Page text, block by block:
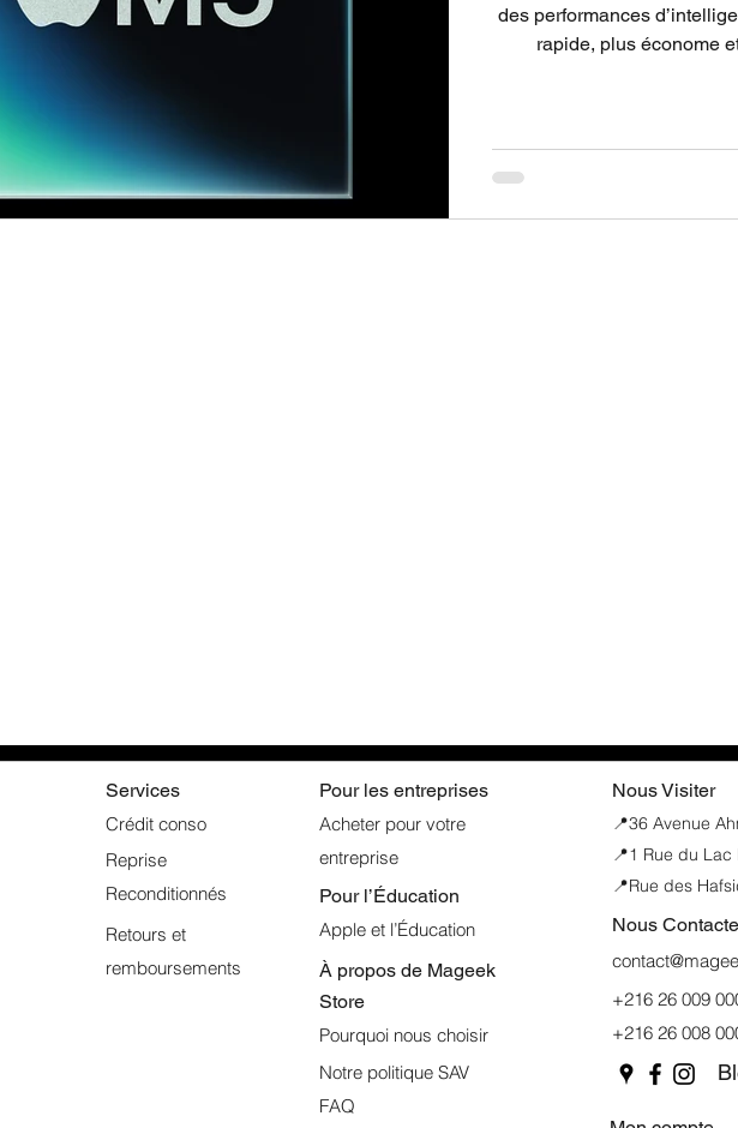
des performances
rapide, plus économe
Services
Crédit conso
Reprise
Reconditionnés
Retours et
remboursements
Pour les entreprises
Acheter pour votre
entreprise
Pour l’Éducation
Apple et l’Éducation
À propos de Mageek
Store
Pourquoi nous choisir
Notre politique SAV
FAQ
Nous Visiter
📍36 Avenue
📍1 Rue du Lac
📍Rue des
Nous
+216 26 009
+216 26 008